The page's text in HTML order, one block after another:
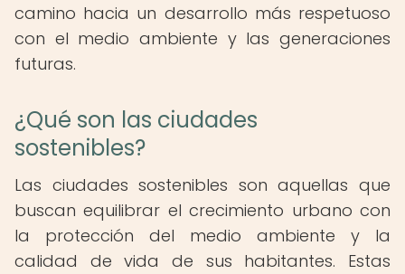
camino hacia un desarrollo más respetuoso
con el medio ambiente y las generaciones
futuras.
¿Qué son las ciudades
sostenibles?
Las ciudades sostenibles son aquellas que
buscan equilibrar el crecimiento urbano con
la protección del medio ambiente y la
calidad de vida de sus habitantes. Estas